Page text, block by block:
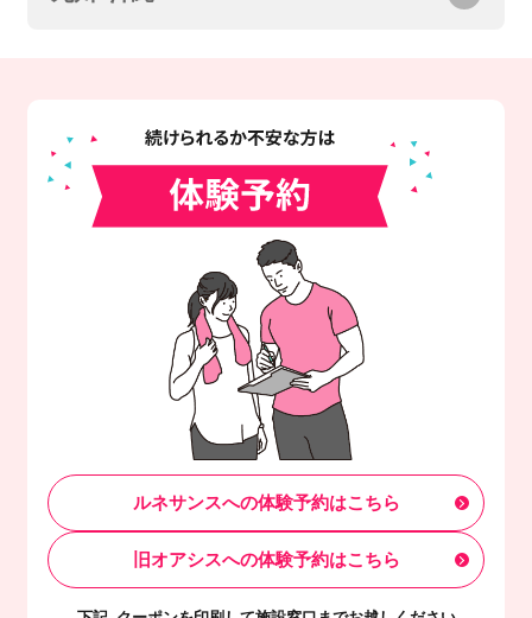
ルネサンスへの体験予約はこちら
旧オアシスへの体験予約はこちら